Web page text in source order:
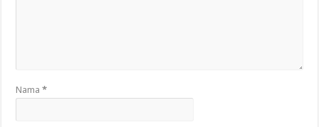
Nama*